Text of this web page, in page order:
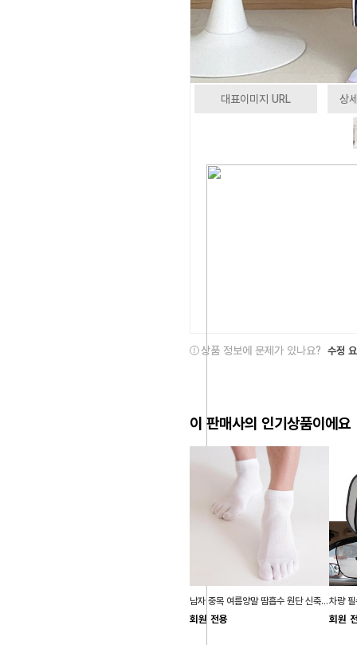
대표이미지 URL 상
상품 정보에 문제가 있나요? 수정
이 판매사의 인기상품이에요
남자 중목 여름양말 땀흡수 원단 신축성 발가락양말
회원 전용 회원